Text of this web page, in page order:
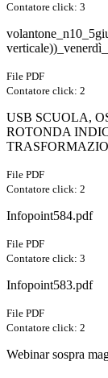
Contatore click: 3
File PDF
Contatore click: 2
USB SCUOLA,
ROTONDA
File PDF
Contatore click: 2
Infopoint584.pdf
File PDF
Contatore click: 3
Infopoint583.pdf
File PDF
Contatore click: 2
Webinar sospra